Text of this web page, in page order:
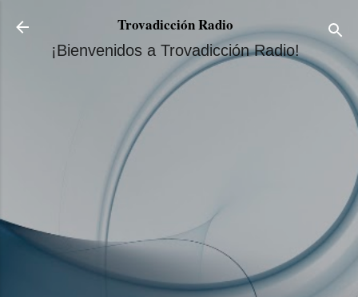
Ir al contenido principal
Trovadicción Radio
¡Bienvenidos a Trovadicción Radio!